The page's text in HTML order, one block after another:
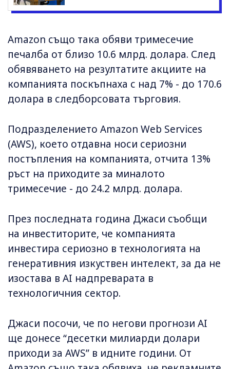
Amazon също така обяви тримесечие
печалба от близо 10.6 млрд. долара. След
обявяването на резултатите акциите на
компанията поскъпнаха с над 7% - до 170.6
долара в следборсовата търговия.
Подразделението Amazon Web Services
(AWS), което отдавна носи сериозни
постъпления на компанията, отчита 13%
ръст на приходите за миналото
тримесечие - до 24.2 млрд. долара.
През последната година Джаси съобщи
на инвеститорите, че компанията
инвестира сериозно в технологията на
генеративния изкуствен интелект, за да не
изостава в AI надпреварата в
технологичния сектор.
Джаси посочи, че по негови прогнози AI
ще донесе “десетки милиарди долари
приходи за AWS” в идните години. От